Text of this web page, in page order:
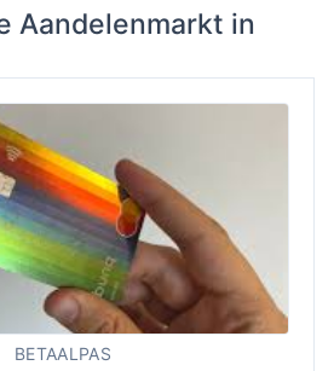
Aandelenmarkt in
BETAALPAS